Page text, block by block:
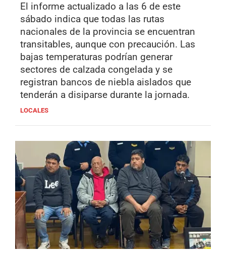
El informe actualizado a las 6 de este
sábado indica que todas las rutas
nacionales de la provincia se encuentran
transitables, aunque con precaución. Las
bajas temperaturas podrían generar
sectores de calzada congelada y se
registran bancos de niebla aislados que
tenderán a disiparse durante la jornada.
LOCALES